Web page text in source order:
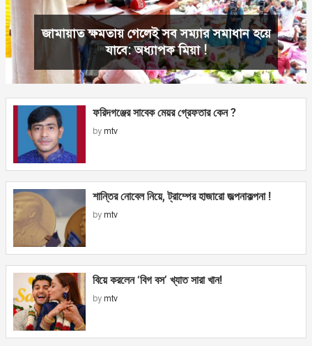
মেহেরপুরের কামরুল হাসানের ফ্রি মেডিকেল
ক্যাম্পদেয়ার কারণ ?
ফরিদগঞ্জের সাবেক মেয়র গ্রেফতার কেন ?
by mtv
শান্তির নোবেল নিয়ে, ট্রাম্পের হাজারো জল্পনাকল্পনা !
by mtv
বিয়ে করলেন ‘বিগ বস’ খ্যাত সারা খান!
by mtv